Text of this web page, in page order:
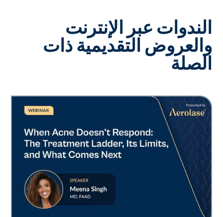
الندوات عبر الإنترنت
والعروض التقديمية ذات
الصلة